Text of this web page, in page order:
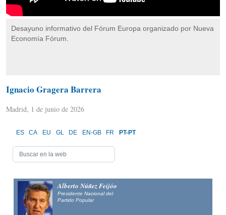
Desayuno informativo del Fórum Europa organizado por Nueva
Economía Fórum.
Ignacio Gragera Barrera
Madrid, 1 de junio de 2026
ES CA EU GL DE EN-GB FR PT-PT
Alberto Núñez Feijóo
Presidente Nacional del
Partido Popular